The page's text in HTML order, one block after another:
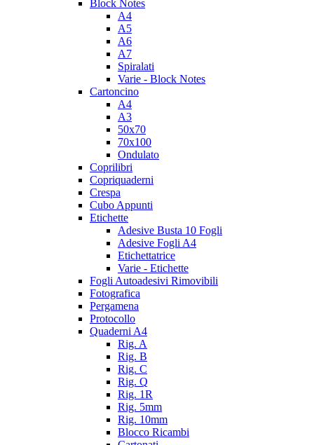
Block Notes
A4
A5
A6
A7
Spiralati
Varie - Block Notes
Cartoncino
A4
A3
50x70
70x100
Ondulato
Coprilibri
Copriquaderni
Crespa
Cubo Appunti
Etichette
Adesive Busta 10 Fogli
Adesive Fogli A4
Etichettatrice
Varie - Etichette
Fogli Autoadesivi Rimovibili
Fotografica
Pergamena
Protocollo
Quaderni A4
Rig. A
Rig. B
Rig. C
Rig. Q
Rig. 1R
Rig. 5mm
Rig. 10mm
Blocco Ricambi